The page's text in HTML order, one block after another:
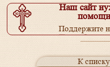
Наш сайт
Поддержите
Подробнее...
К